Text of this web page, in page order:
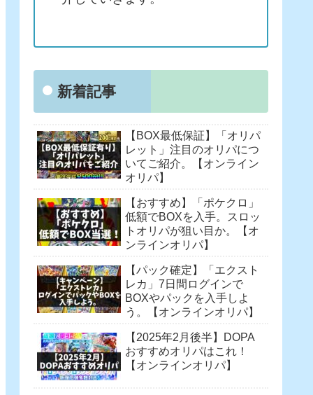
新着記事
【BOX最低保証】「オリパ
レット」注目のオリパにつ
いてご紹介。【オンライン
オリパ】
【おすすめ】「ポケクロ」
低額でBOXを入手。スロッ
トオリパが狙い目か。【オ
ンラインオリパ】
【パック確定】「エクスト
レカ」7日間ログインで
BOXやパックを入手しよ
う。【オンラインオリパ】
【2025年2月後半】DOPA
おすすめオリパはこれ！
【オンラインオリパ】